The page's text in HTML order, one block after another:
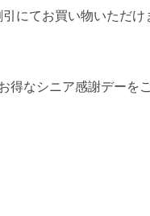
にてお買い物いただけ
得なシニア感謝デーを